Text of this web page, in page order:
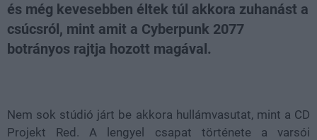
és még kevesebben éltek túl akkora zuhanást a
csúcsról, mint amit a Cyberpunk 2077
botrányos rajtja hozott magával.
Nem sok stúdió járt be akkora hullámvasutat, mint a CD
Projekt Red. A lengyel csapat története a varsói